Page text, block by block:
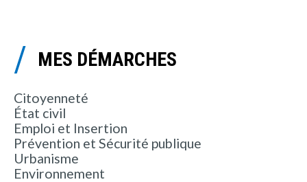
MES DÉMARCHES
Citoyenneté
État civil
Emploi et Insertion
Prévention et Sécurité publique
Urbanisme
Environnement